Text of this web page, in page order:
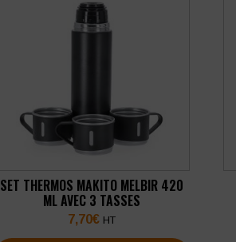
SET THERMOS MAKITO MELBIR 420
ML AVEC 3 TASSES
7,70€ HT